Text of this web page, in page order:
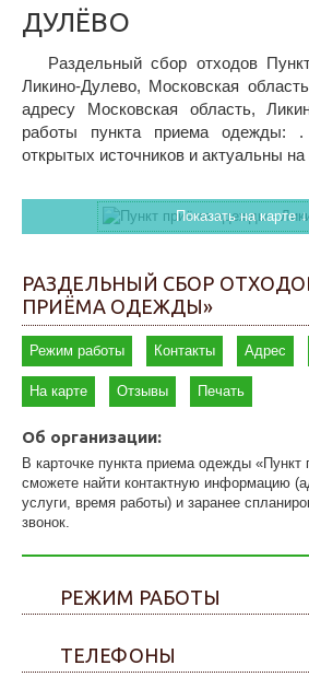
ДУЛЁВО
Раздельный сбор отходов
Ликино-Дулево, Московская
адресу Московская область,
работы пункта приема одежды:
открытых источников и актуальны на
Показать на карте ↓
РАЗДЕЛЬНЫЙ СБОР
ПРИЁМА ОДЕЖДЫ»
Режим работы Контакты Адрес
На карте Отзывы Печать
Об организации:
В карточке пункта приема одежды
сможете найти контактную информацию
услуги, время работы) и заранее
звонок.
РЕЖИМ РАБОТЫ
ТЕЛЕФОНЫ